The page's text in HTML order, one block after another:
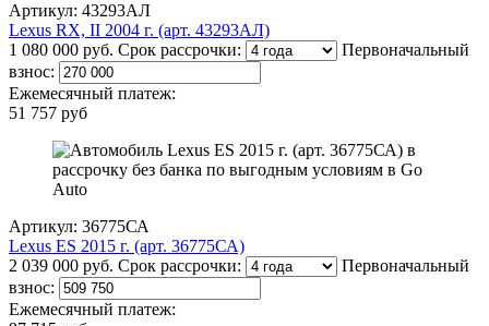
Артикул: 43293АЛ
Lexus RX, II 2004 г. (арт. 43293АЛ)
1 080 000 руб. Срок рассрочки:
Первоначальный
взнос:
Ежемесячный платеж:
51 757 руб
Артикул: 36775СА
Lexus ES 2015 г. (арт. 36775СА)
2 039 000 руб. Срок рассрочки:
Первоначальный
взнос:
Ежемесячный платеж: